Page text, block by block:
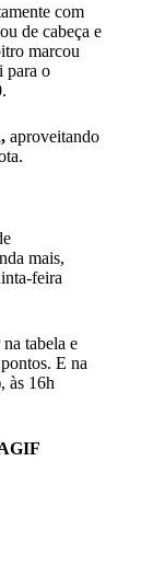
com
de cabeça e
marcou
para o
aproveitando
mais,
feira
tabela e
E na
às 16h